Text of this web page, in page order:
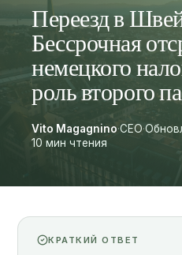
Переезд в
Бессрочная
немецкого
роль второго
Vito Magagnino·CEO·
10 мин чтения
КРАТКИЙ ОТВЕТ